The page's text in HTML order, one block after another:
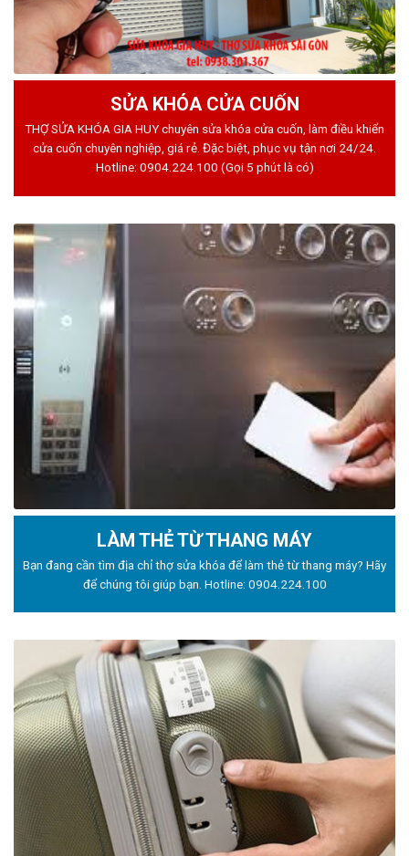
SỬA KHÓA CỬA CUỐN
THỢ SỬA KHÓA GIA HUY chuyên sửa khóa cửa cuốn, làm điều khiển
cửa cuốn chuyên nghiệp, giá rẻ. Đặc biệt, phục vụ tận nơi 24/24.
Hotline: 0904.224.100 (Gọi 5 phút là có)
LÀM THẺ TỪ THANG MÁY
Bạn đang cần tìm địa chỉ thợ sửa khóa để làm thẻ từ thang máy? Hãy
để chúng tôi giúp bạn. Hotline: 0904.224.100